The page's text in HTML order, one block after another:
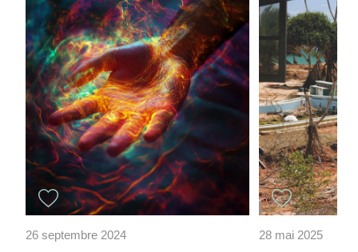
26 septembre 2024 28 mai 2025